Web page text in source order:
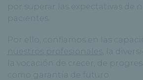
por superar las expectativas de
pacientes.
Por ello, confiamos en las
nuestros profesionales
, la
la vocación de crecer, de
como garantía de futuro.